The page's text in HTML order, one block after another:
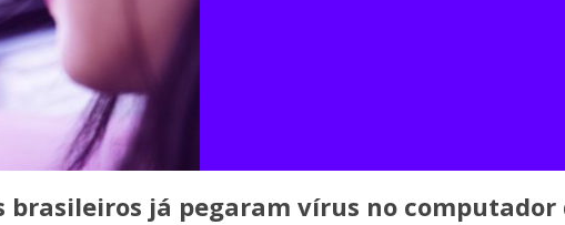
brasileiros já pegaram vírus no